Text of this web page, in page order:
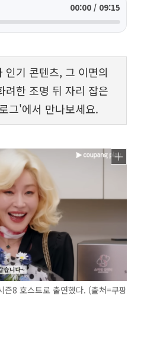
00:00 / 09:15
인기 콘텐츠, 그 이면의
려한 조명 뒤 자리 잡은
그'에서 만나보세요.
8 호스트로 출연했다. (출처=쿠팡